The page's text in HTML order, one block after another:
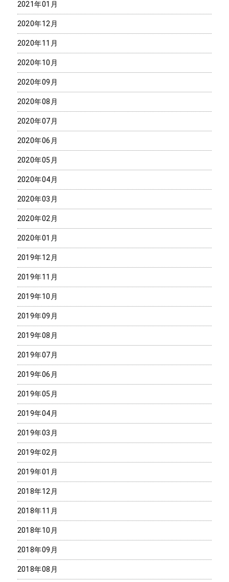
2021年01月
2020年12月
2020年11月
2020年10月
2020年09月
2020年08月
2020年07月
2020年06月
2020年05月
2020年04月
2020年03月
2020年02月
2020年01月
2019年12月
2019年11月
2019年10月
2019年09月
2019年08月
2019年07月
2019年06月
2019年05月
2019年04月
2019年03月
2019年02月
2019年01月
2018年12月
2018年11月
2018年10月
2018年09月
2018年08月